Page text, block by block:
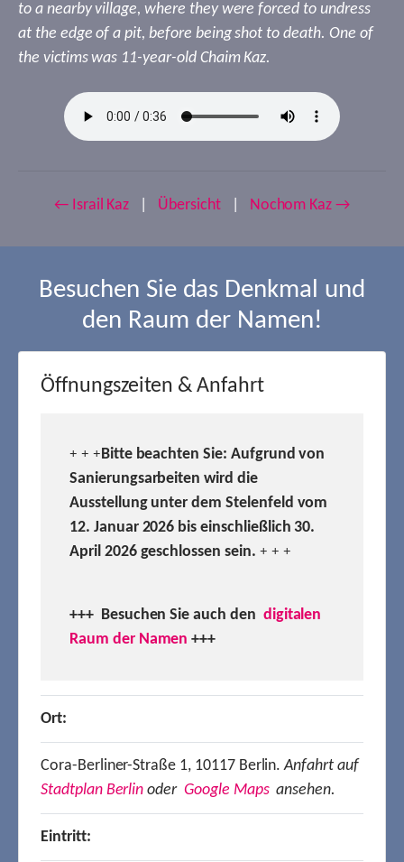
to a nearby village, where they were forced to undress
at the edge of a pit, before being shot to death. One of
the victims was 11-year-old Chaim Kaz.
← Israil Kaz Übersicht Nochom Kaz →
Besuchen Sie das Denkmal und
den Raum der Namen!
Öffnungszeiten & Anfahrt
+ + +Bitte beachten Sie: Aufgrund von
Sanierungsarbeiten wird die
Ausstellung unter dem Stelenfeld vom
12. Januar 2026 bis einschließlich 30.
April 2026 geschlossen sein. + + +
+++ Besuchen Sie auch den digitalen
Raum der Namen +++
Ort:
Cora-Berliner-Straße 1, 10117 Berlin.Anfahrt auf
Stadtplan Berlin oder Google Mapsansehen.
Eintritt: